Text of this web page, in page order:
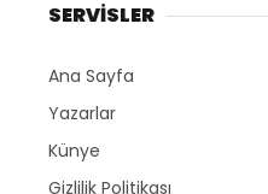
SERVİSLER
Ana Sayfa
Yazarlar
Künye
Gizlilik Politikası